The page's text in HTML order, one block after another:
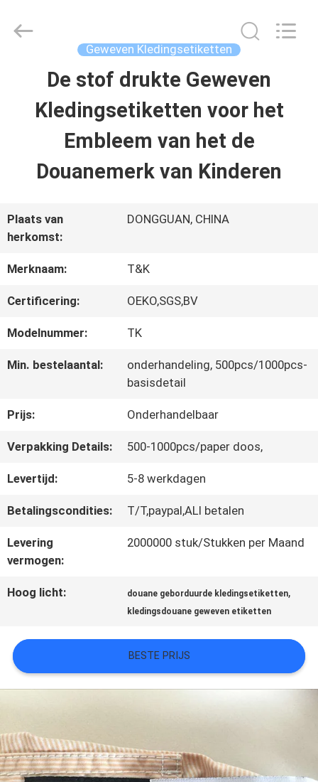
THUIS
PRODUCTEN
OVER
ONS
FABRIEKSREIS
CONTACTEER
NIEUWS
ALLE
GEVALLEN
VR
SITEMAP
Accessories
Co.,Ltd.
Geweven Kledingsetiketten
De stof drukte Geweven
Kledingsetiketten voor het
Embleem van het de
Douanemerk van Kinderen
Plaats van
herkomst:
DONGGUAN, CHINA
Merknaam: T&K
Certificering: OEKO,SGS,BV
Modelnummer: TK
Min. bestelaantal:
onderhandeling, 500pcs/1000pcs-
basisdetail
Prijs: Onderhandelbaar
Verpakking Details: 500-1000pcs/paper doos,
Levertijd: 5-8 werkdagen
Betalingscondities: T/T,paypal,ALI betalen
Levering
vermogen:
2000000 stuk/Stukken per Maand
Hoog licht: douane geborduurde kledingsetiketten,
kledingsdouane geweven etiketten
BESTE PRIJS